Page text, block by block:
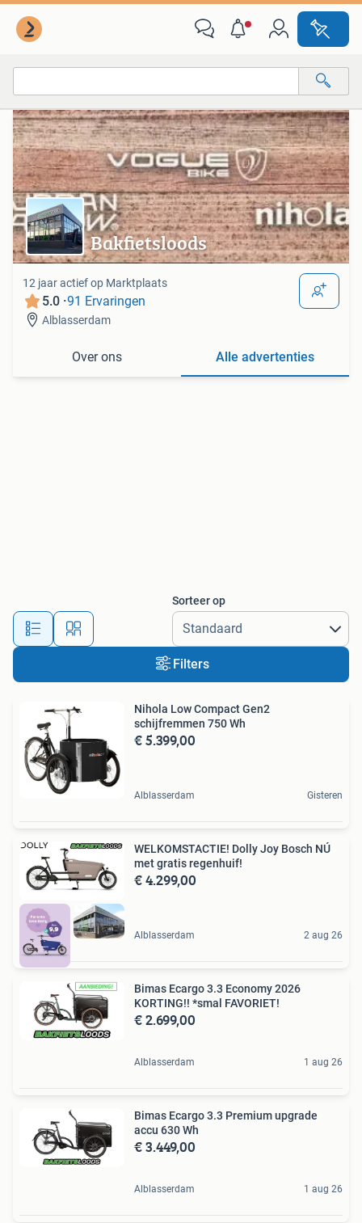
Alle categorieën…
Alle afstanden…
Van deze adverteerder
Bakfietsloods
12 jaar actief op Marktplaats
5.0 ·91 Ervaringen
Alblasserdam
Over ons Alle advertenties
Sorteer op
Filters
Nihola Low Compact Gen2
schijfremmen 750 Wh
€ 5.399,00
Alblasserdam Gisteren
WELKOMSTACTIE! Dolly Joy Bosch NÚ
met gratis regenhuif!
€ 4.299,00
Alblasserdam 2 aug 26
Bimas Ecargo 3.3 Economy 2026
KORTING!! *smal FAVORIET!
€ 2.699,00
Alblasserdam 1 aug 26
Bimas Ecargo 3.3 Premium upgrade
accu 630 Wh
€ 3.449,00
Alblasserdam 1 aug 26